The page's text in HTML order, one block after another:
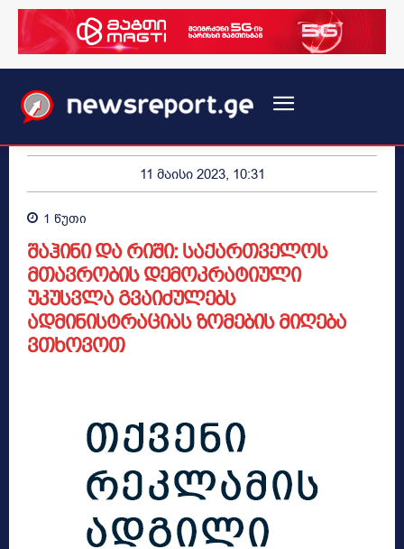
11 მაისი 2023, 10:31
1 წუთი
შაჰინი და რიში: საქართველოს
მთავრობის დემოკრატიული
უკუსვლა გვაიძულებს
ადმინისტრაციას ზომების მიღება
ვთხოვოთ